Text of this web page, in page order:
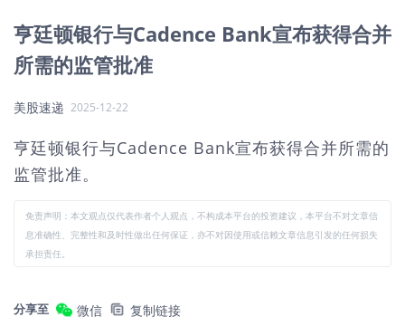
亨廷顿银行与Cadence Bank宣布获得合并
所需的监管批准
美股速递 2025-12-22
亨廷顿银行与Cadence Bank宣布获得合并所需的
监管批准。
免责声明：本文观点仅代表作者个人观点，不构成本平台的投资建议，本平台不对文章信
息准确性、完整性和及时性做出任何保证，亦不对因使用或信赖文章信息引发的任何损失
承担责任。
分享至 微信 复制链接